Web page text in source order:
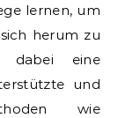
lernen, um
herum zu
dabei eine
und
wie